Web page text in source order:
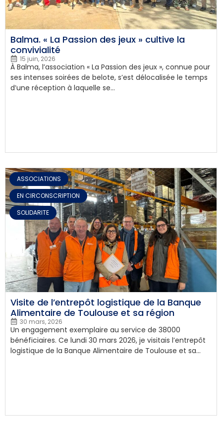
Balma. « La Passion des jeux » cultive la
convivialité
15 juin, 2026
À Balma, l’association « La Passion des jeux », connue pour
ses intenses soirées de belote, s’est délocalisée le temps
d’une réception à laquelle se...
ASSOCIATIONS
,
EN CIRCONSCRIPTION
,
SOLIDARITE
Visite de l’entrepôt logistique de la Banque
Alimentaire de Toulouse et sa région
30 mars, 2026
Un engagement exemplaire au service de 38000
bénéficiaires. Ce lundi 30 mars 2026, je visitais l’entrepôt
logistique de la Banque Alimentaire de Toulouse et sa...
SOLIDARITE